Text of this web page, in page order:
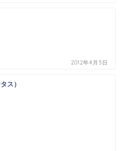
2012年4月5日
ス）